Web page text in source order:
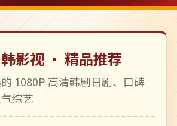
影视 · 精品推荐
1080P 高清韩剧日剧、口碑
综艺